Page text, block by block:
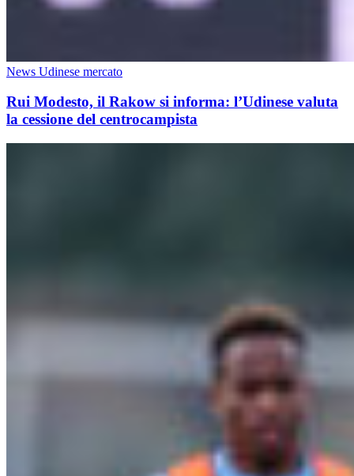
News Udinese mercato
Rui Modesto, il Rakow si informa: l’Udinese valuta
la cessione del centrocampista